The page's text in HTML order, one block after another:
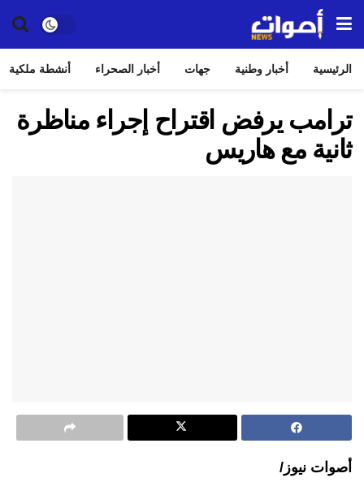
الرئيسية أخبار وطنية جهات أخبار الصحراء أنشطة ملكية
ترامب يرفض اقتراح إجراء مناظرة
ثانية مع هاريس
أصوات نيوز/